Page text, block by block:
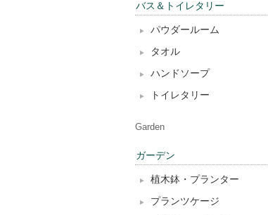
バス＆トイレタリー
パウダールーム
タオル
ハンドソープ
トイレタリー
Garden
ガーデン
植木鉢・プランター
プランツケージ